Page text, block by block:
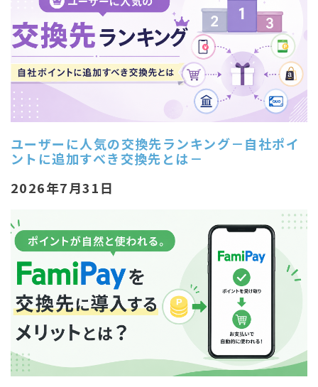
ユーザーに人気の交換先ランキング－自社ポイ
ントに追加すべき交換先とは－
2026年7月31日